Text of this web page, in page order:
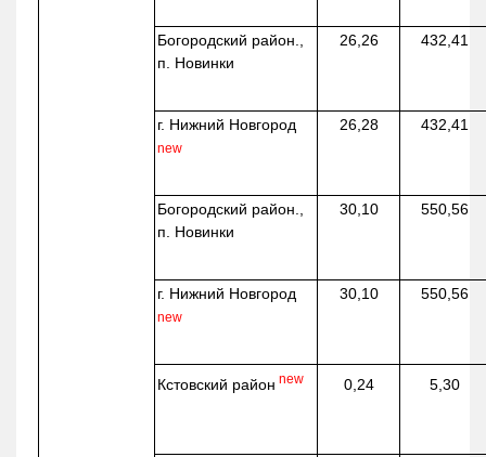
Богородский район.,
п. Новинки
26,26 432,41
г. Нижний Новгород
new
26,28 432,41
Богородский район.,
п. Новинки
30,10 550,56
г. Нижний Новгород
new
30,10 550,56
Кстовский район new 0,24 5,30